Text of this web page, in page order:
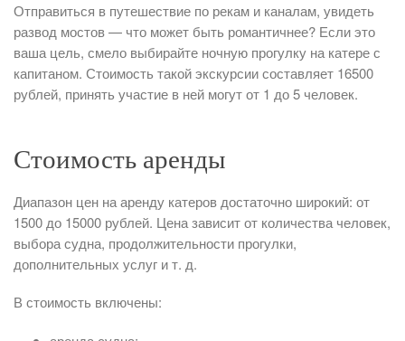
Отправиться в путешествие по рекам и каналам, увидеть
развод мостов — что может быть романтичнее? Если это
ваша цель, смело выбирайте ночную прогулку на катере с
капитаном. Стоимость такой экскурсии составляет 16500
рублей, принять участие в ней могут от 1 до 5 человек.
Стоимость аренды
Диапазон цен на аренду катеров достаточно широкий: от
1500 до 15000 рублей. Цена зависит от количества человек,
выбора судна, продолжительности прогулки,
дополнительных услуг и т. д.
В стоимость включены: